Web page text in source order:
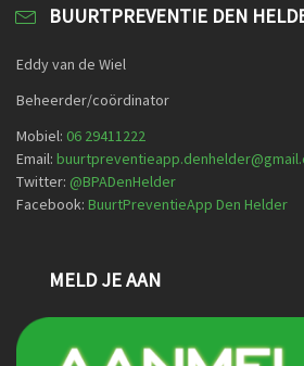
BUURTPREVENTIE DEN
Eddy van de Wiel
Beheerder/coördinator
Mobiel: 06 29411222
Email:
Twitter: @BPADenHelder
Facebook: BuurtPreventieApp Den Helder
MELD JE AAN